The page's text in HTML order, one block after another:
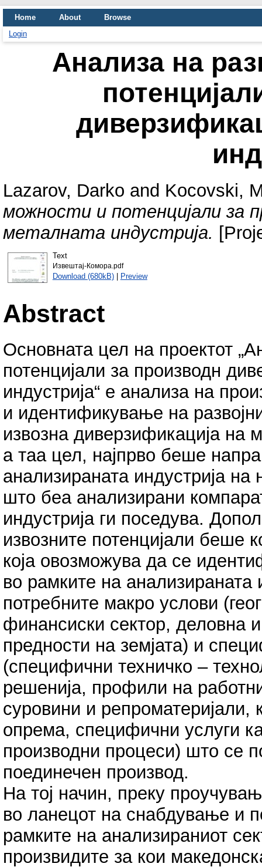
Home About
Browse
Login
Анализа на
Lazarov, Darko and Kocovski,
можности и потенцијали за
металната индустрија.
Text
Извештај-Комора.pdf
Download (680kB)| Preview
Abstract
Oсновната цел на проектот
потенцијали за производн
индустрија“ e анализа на
и идентификување на
извозна диверзификација на
а таа цел, најпрво беше
анализираната индустрија
што беа анализирани
индустрија ги поседува.
извозните потенцијали беше
која овозможува да се
во рамките на анализираната
потребните макро услови
финансиски сектор, деловна
предности на земјата) и
(специфични техничко –
решенија, профили на
суровини и
опрема, специфични услуги
производни процеси) што се
поединечен производ.
На тој начин, преку
во ланецот на снабдување и
рамките на анализираниот
произвидите за кои